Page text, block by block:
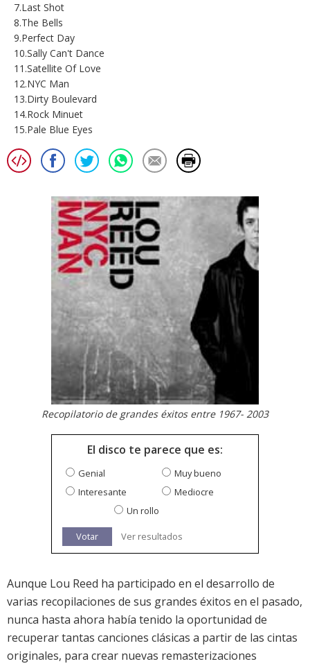
7.Last Shot
8.The Bells
9.Perfect Day
10.Sally Can't Dance
11.Satellite Of Love
12.NYC Man
13.Dirty Boulevard
14.Rock Minuet
15.Pale Blue Eyes
Recopilatorio de grandes éxitos entre 1967- 2003
El disco te parece que es:
Genial
Muy bueno
Interesante
Mediocre
Un rollo
Votar Ver resultados
Aunque Lou Reed ha participado en el desarrollo de
varias recopilaciones de sus grandes éxitos en el pasado,
nunca hasta ahora había tenido la oportunidad de
recuperar tantas canciones clásicas a partir de las cintas
originales, para crear nuevas remasterizaciones